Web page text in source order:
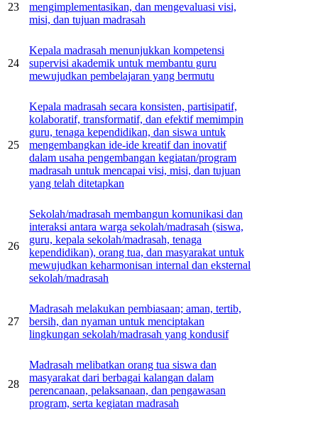
23
mengimplementasikan, dan mengevaluasi visi,
misi, dan tujuan madrasah
24
Kepala madrasah menunjukkan kompetensi
supervisi akademik untuk membantu guru
mewujudkan pembelajaran yang bermutu
25
Kepala madrasah secara konsisten, partisipatif,
kolaboratif, transformatif, dan efektif memimpin
guru, tenaga kependidikan, dan siswa untuk
mengembangkan ide-ide kreatif dan inovatif
dalam usaha pengembangan kegiatan/program
madrasah untuk mencapai visi, misi, dan tujuan
yang telah ditetapkan
26
Sekolah/madrasah membangun komunikasi dan
interaksi antara warga sekolah/madrasah (siswa,
guru, kepala sekolah/madrasah, tenaga
kependidikan), orang tua, dan masyarakat untuk
mewujudkan keharmonisan internal dan eksternal
sekolah/madrasah
27
Madrasah melakukan pembiasaan; aman, tertib,
bersih, dan nyaman untuk menciptakan
lingkungan sekolah/madrasah yang kondusif
28
Madrasah melibatkan orang tua siswa dan
masyarakat dari berbagai kalangan dalam
perencanaan, pelaksanaan, dan pengawasan
program, serta kegiatan madrasah